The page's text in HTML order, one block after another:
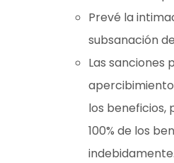
Prevé la
subsanación
Las sanciones
los beneficios,
100% de los
indebidamente.